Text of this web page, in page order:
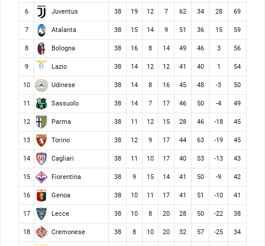
6 Juventus 38 19 12 7 62 34 28 69
7 Atalanta 38 15 14 9 51 36 15 59
8 Bologna 38 16 8 14 49 46 3 56
9 Lazio 38 14 12 12 41 40 1 54
10 Udinese 38 14 8 16 45 48 -3 50
11 Sassuolo 38 14 7 17 46 50 -4 49
12 Parma 38 11 12 15 28 46 -18 45
13 Torino 38 12 9 17 44 63 -19 45
14 Cagliari 38 11 10 17 40 53 -13 43
15 Fiorentina 38 9 15 14 41 50 -9 42
16 Genoa 38 10 11 17 41 51 -10 41
17 Lecce 38 10 8 20 28 50 -22 38
18 Cremonese 38 8 10 20 32 57 -25 34